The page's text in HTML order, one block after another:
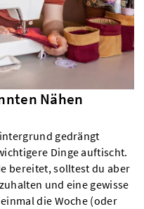
Nähen
gedrängt
Dinge auftischt.
bereitet, solltest du aber
und eine gewisse
die Woche (oder